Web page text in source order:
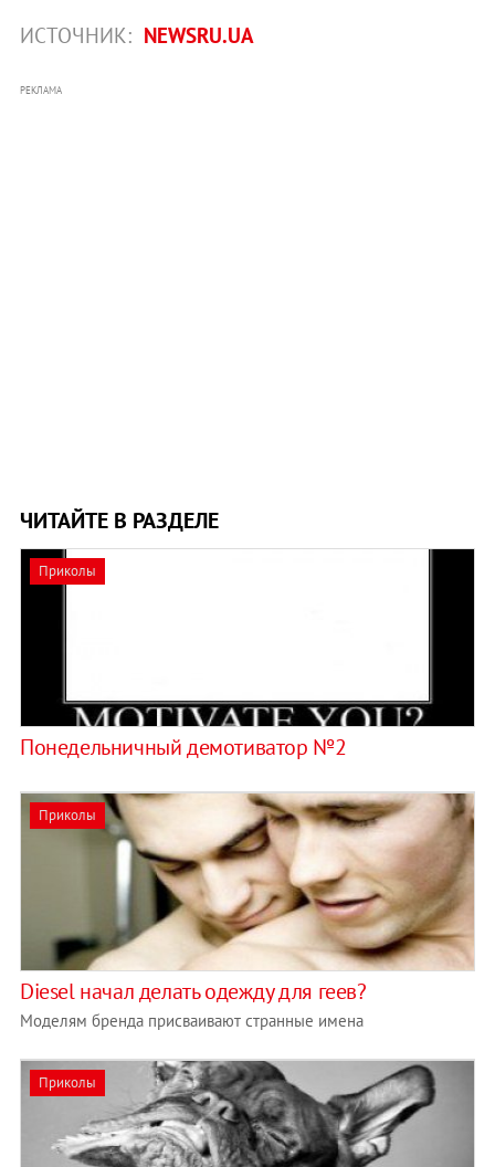
ИСТОЧНИК: NEWSRU.UA
РЕКЛАМА
ЧИТАЙТЕ В РАЗДЕЛЕ
Приколы
Понедельничный демотиватор №2
Приколы
Diesel начал делать одежду для геев?
Моделям бренда присваивают странные имена
Приколы